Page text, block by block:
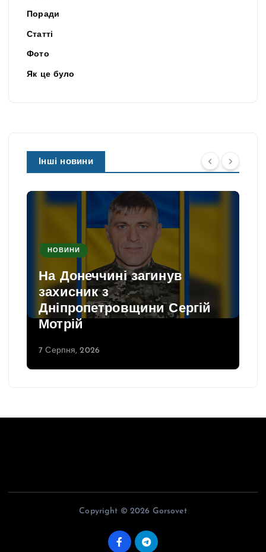
Поради
Статті
Фото
Як це було
Інші новини
НОВИНИ
На Донеччині загинув
захисник з
Дніпропетровщини Сергій
Мотрій
7 Серпня, 2026
Copyright © 2026 Gorsovet